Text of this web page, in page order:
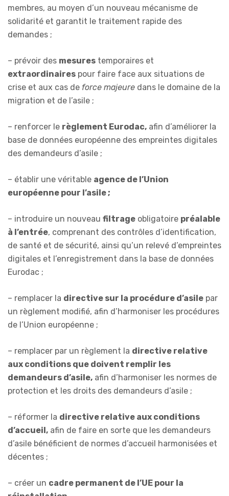
membres, au moyen d’un nouveau mécanisme de
solidarité et garantit le traitement rapide des
demandes ;
– prévoir des mesures temporaires et
extraordinaires pour faire face aux situations de
crise et aux cas de force majeure dans le domaine de la
migration et de l’asile ;
– renforcer le règlement Eurodac, afin d’améliorer la
base de données européenne des empreintes digitales
des demandeurs d’asile ;
– établir une véritable agence de l’Union
européenne pour l’asile ;
– introduire un nouveau filtrage obligatoire préalable
à l’entrée, comprenant des contrôles d’identification,
de santé et de sécurité, ainsi qu’un relevé d’empreintes
digitales et l’enregistrement dans la base de données
Eurodac ;
– remplacer la directive sur la procédure d’asile par
un règlement modifié, afin d’harmoniser les procédures
de l’Union européenne ;
– remplacer par un règlement la directive relative
aux conditions que doivent remplir les
demandeurs d’asile, afin d’harmoniser les normes de
protection et les droits des demandeurs d’asile ;
– réformer la directive relative aux conditions
d’accueil, afin de faire en sorte que les demandeurs
d’asile bénéficient de normes d’accueil harmonisées et
décentes ;
– créer un cadre permanent de l’UE pour la